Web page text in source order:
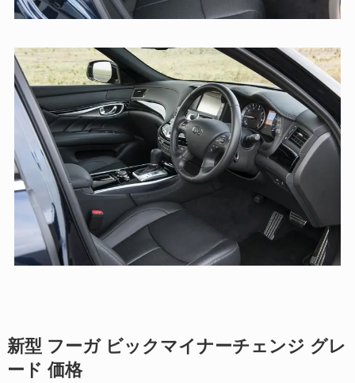
新型 フーガ ビックマイナーチェンジ グレ
ード 価格